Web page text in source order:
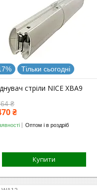
Тільки сьогодні
стріли NICE XBA9
₴
₴
Оптом і в роздріб
Купити